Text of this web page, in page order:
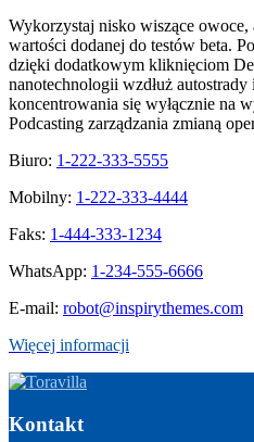
Wykorzystaj nisko wiszące
wartości dodanej do testów beta.
dzięki dodatkowym kliknięciom
nanotechnologii wzdłuż
koncentrowania się wyłącznie na
Podcasting zarządzania zmianą
Biuro: 1-222-333-5555
Mobilny: 1-222-333-4444
Faks: 1-444-333-1234
WhatsApp: 1-234-555-6666
E-mail: robot@inspirythemes.com
Więcej informacji
Kontakt